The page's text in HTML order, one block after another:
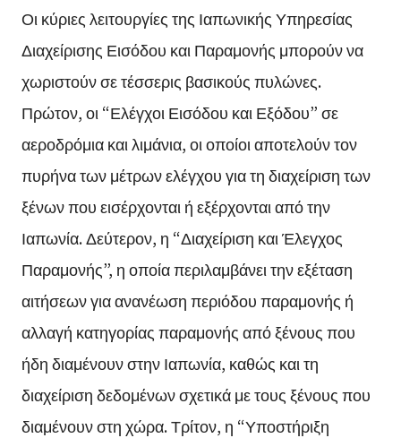
Οι κύριες λειτουργίες της Ιαπωνικής Υπηρεσίας
Διαχείρισης Εισόδου και Παραμονής μπορούν να
χωριστούν σε τέσσερις βασικούς πυλώνες.
Πρώτον, οι “Ελέγχοι Εισόδου και Εξόδου” σε
αεροδρόμια και λιμάνια, οι οποίοι αποτελούν τον
πυρήνα των μέτρων ελέγχου για τη διαχείριση των
ξένων που εισέρχονται ή εξέρχονται από την
Ιαπωνία. Δεύτερον, η “Διαχείριση και Έλεγχος
Παραμονής”, η οποία περιλαμβάνει την εξέταση
αιτήσεων για ανανέωση περιόδου παραμονής ή
αλλαγή κατηγορίας παραμονής από ξένους που
ήδη διαμένουν στην Ιαπωνία, καθώς και τη
διαχείριση δεδομένων σχετικά με τους ξένους που
διαμένουν στη χώρα. Τρίτον, η “Υποστήριξη